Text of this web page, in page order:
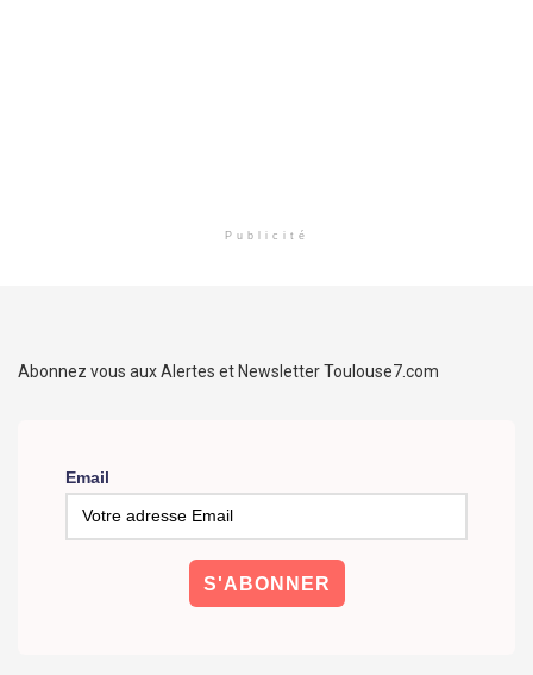
Publicité
Abonnez vous aux Alertes et Newsletter Toulouse7.com
Email